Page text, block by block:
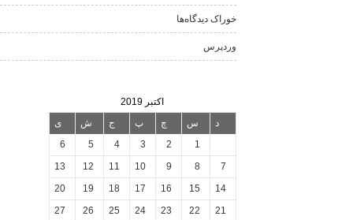
خوراک دیدگاه‌ها
وردپرس
س چ ج ش
ی
2
6
9
10
11
12
13
15
16
17
18
19
20
22
23
24
25
26
27